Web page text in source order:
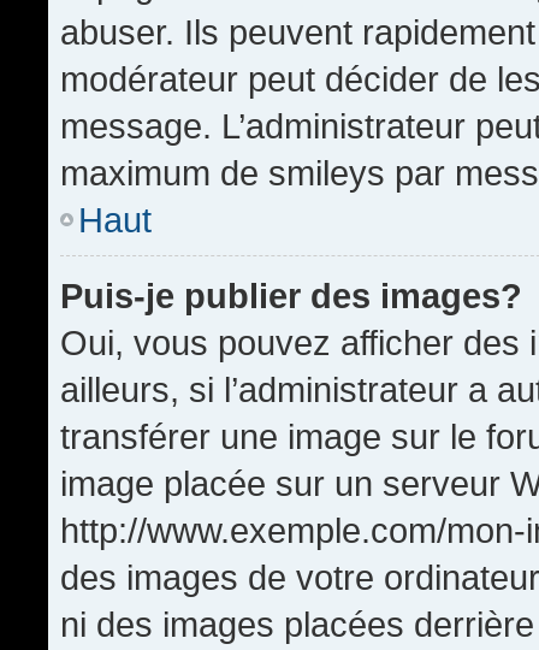
abuser. Ils peuvent
modérateur peut décider de
message. L’administrateur
maximum de smileys par
Haut
Puis-je publier des images?
Oui, vous pouvez afficher
ailleurs, si l’administrateur a
transférer une image sur le
image placée sur un serveur
http://www.exemple.com/
des images de votre
ni des images placées